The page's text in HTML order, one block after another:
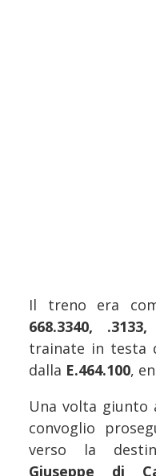
Il treno era
668.3340,
trainate in testa
dalla E.464.100,
Una volta giunto
convoglio
verso la
Giuseppe di